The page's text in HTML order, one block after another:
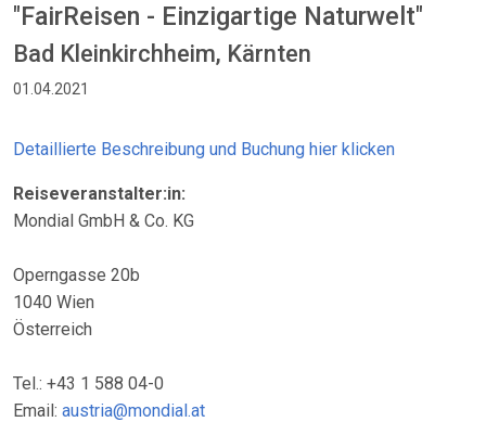
"FairReisen - Einzigartige Naturwelt"
Bad Kleinkirchheim, Kärnten
01.04.2021
Detaillierte Beschreibung und Buchung hier klicken
Reiseveranstalter:in:
Mondial GmbH & Co. KG
Operngasse 20b
1040 Wien
Österreich
Tel.: +43 1 588 04-0
Email: austria@mondial.at